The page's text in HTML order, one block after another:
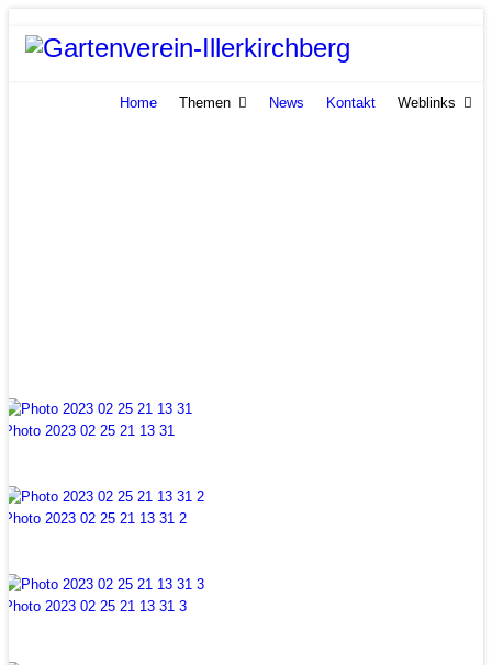
Home Themen News Kontakt Weblinks
Photo 2023 02 25 21 13 31
Photo 2023 02 25 21 13 31 2
Photo 2023 02 25 21 13 31 3